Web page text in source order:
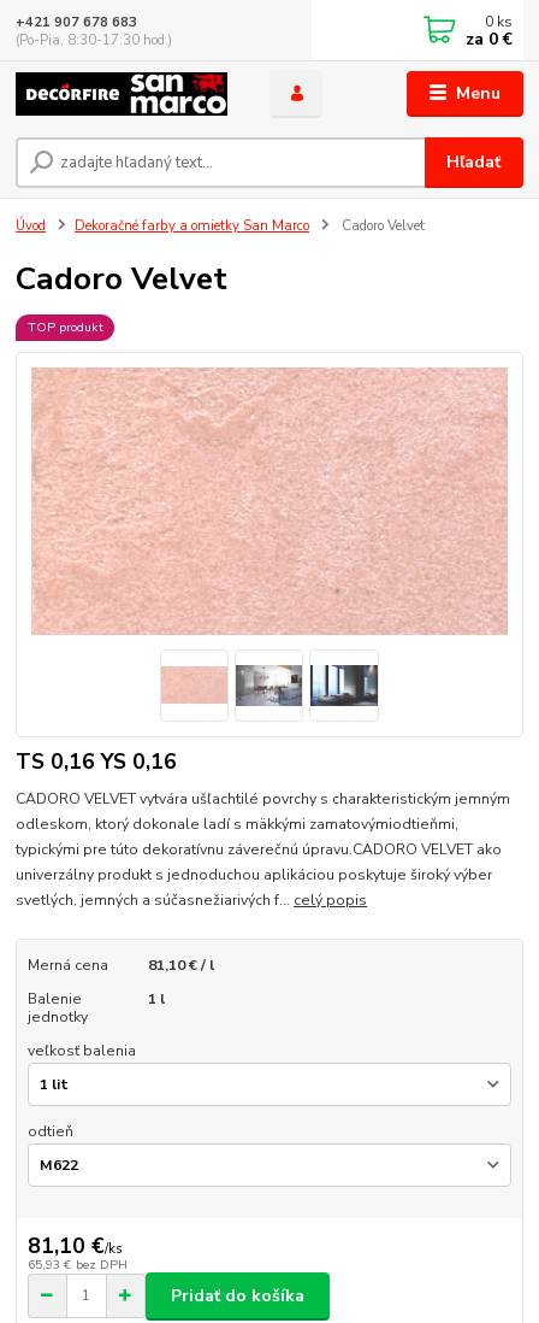
Menu
Hľadať
+421 907 678 683
(Po-Pia, 8:30-17:30 hod.)
0 ks
za 0 €
Úvod Dekoračné farby a omietky San Marco Cadoro Velvet
Cadoro Velvet
TOP produkt
TS 0,16 YS 0,16
CADORO VELVET vytvára ušľachtilé povrchy s charakteristickým jemným
odleskom, ktorý dokonale ladí s mäkkými zamatovýmiodtieňmi,
typickými pre túto dekoratívnu záverečnú úpravu.CADORO VELVET ako
univerzálny produkt s jednoduchou aplikáciou poskytuje široký výber
svetlých, jemných a súčasnežiarivých f... celý popis
Merná cena
81,10 € / l
Balenie
jednotky
1 l
veľkosť balenia
odtieň
81,10 €/ks
65,93 € bez DPH
Pridať do košíka